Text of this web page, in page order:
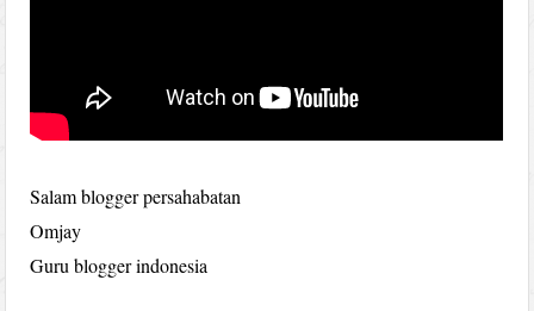
Salam blogger persahabatan
Omjay
Guru blogger indonesia